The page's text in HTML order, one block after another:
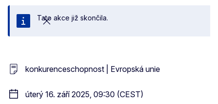
Zavřít
Tato akce již skončila.
konkurenceschopnost | Evropská unie
úterý 16. září 2025, 09:30 (CEST)